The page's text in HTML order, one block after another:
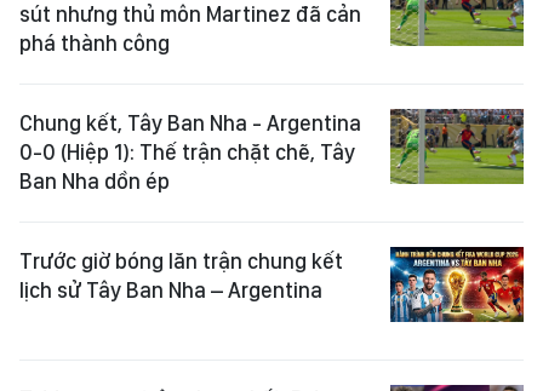
sút nhưng thủ môn Martinez đã cản
phá thành công
Chung kết, Tây Ban Nha - Argentina
0-0 (Hiệp 1): Thế trận chặt chẽ, Tây
Ban Nha dồn ép
Trước giờ bóng lăn trận chung kết
lịch sử Tây Ban Nha – Argentina